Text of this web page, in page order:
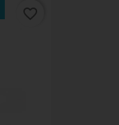
favorite_border